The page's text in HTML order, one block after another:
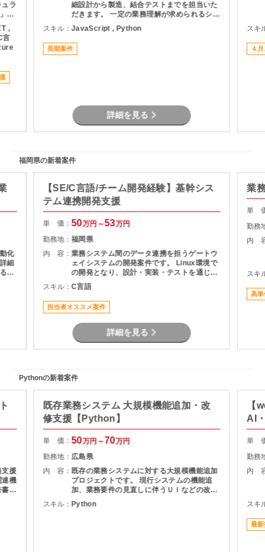
ラ
研
受
り
、
発
方も
ニ
,
言
細設計から製造、結合テストまでを担当いた
だきます。 一定の業務理解が求められるシス
テムのため、設計を理解しながら丁寧に開発
を進められる方に向いた内容です。
スキル：JavaScript , Python
長期案件
詳細を見る
スキ
４
福岡県の新着案件
化
細
こ
【SE/C言語/チーム開発経験】基幹シス
テム連携開発支援
単 価：50万円～53万円
勤務地：福岡県
内 容：業務システム間のデータ連携を担うゲートウ
ェイシステムの開発案件です。 Linux環境で
の開発となり、設計・実装・テストを通じて
システムの安定稼働を支える役割を担当いた
だきます。 長期案件のため、腰を据えて開発
に携わりたい方におすすめです。
スキル：C言語
担当者オススメ案件
詳細を見る
業
単
勤務
内
スキ
高単
Pythonの新着案件
支援
連機
作
既存業務システム 大規模機能追加・改
修支援【Python】
単 価：50万円～70万円
勤務地： 広島県
内 容： 既存の業務システムに対する大規模機能追加
プロジェクトです。 現行システムの機能追
加、業務要件の見直しに伴うＵＩなどの改修
を担当頂きます。
スキル： Python
【
AI
単
勤務
内
スキ
最新